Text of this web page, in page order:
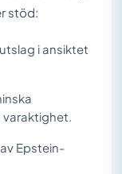
stöd:
i ansiktet
Epstein-